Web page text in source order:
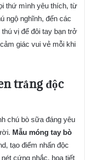
thứ mình yêu thích, từ
ngộ nghĩnh, đến các
vị để đôi tay bạn trở
giác vui vẻ mỗi khi
trắng độc
chú bò sữa đáng yêu
Mẫu móng tay bò
tạo điểm nhấn độc
cứng nhắc, họa tiết